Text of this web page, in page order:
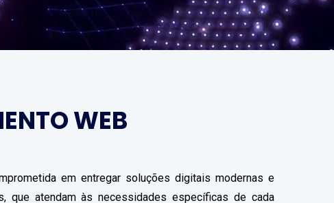
WEB
em entregar soluções digitais modernas e
atendam às necessidades específicas de cada